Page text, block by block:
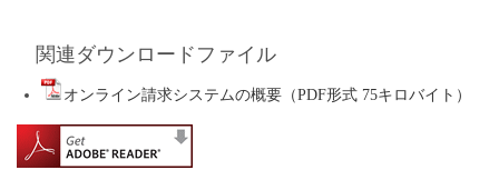
関連ダウンロードファイル
オンライン請求システムの概要（PDF形式 75キロバイト）